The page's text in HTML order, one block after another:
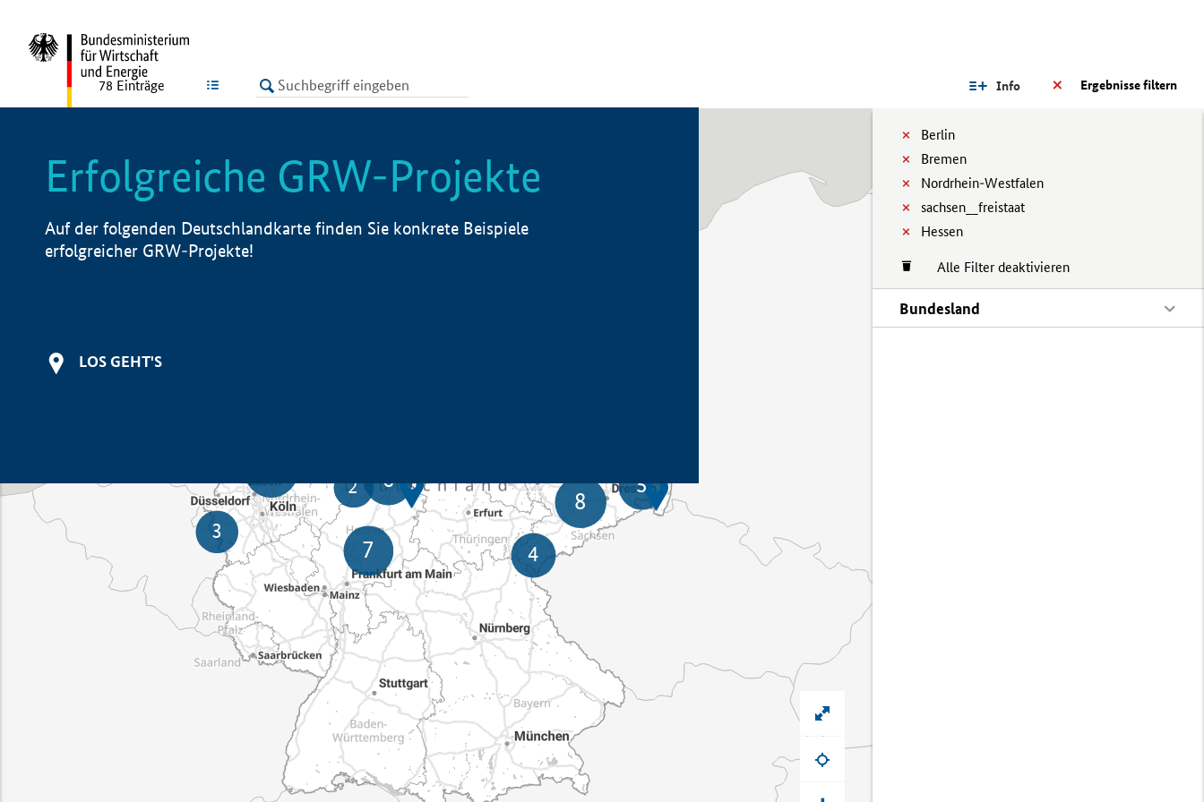
LISTE Ergebnisse filtern
Info
Berlin
Bremen
Nordrhein-Westfalen
sachsen__freistaat
Hessen
Alle Filter deaktivieren
Bundesland
78 Einträge
Erfolgreiche GRW-Projekte
Auf der folgenden Deutschlandkarte finden Sie konkrete Beispiele
erfolgreicher GRW-Projekte!
LOS GEHT'S